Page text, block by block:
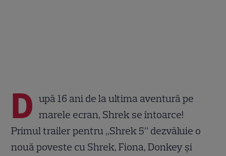
D upă 16 ani de la ultima aventură pe
marele ecran, Shrek se întoarce!
Primul trailer pentru „Shrek 5” dezvăluie o
nouă poveste cu Shrek, Fiona, Donkey și